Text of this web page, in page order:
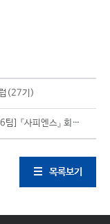
(27기)
2025-1학기 독서클럽 [지정테마 6팀] 『사피엔스』 회차별 활동 보고서
목록보기